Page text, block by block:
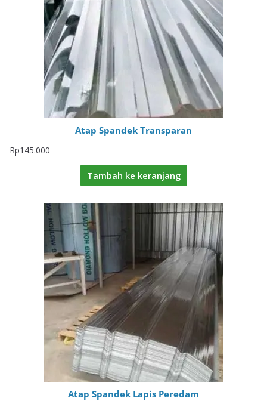
Atap Spandek Transparan
Rp145.000
Tambah ke keranjang
Atap Spandek Lapis Peredam